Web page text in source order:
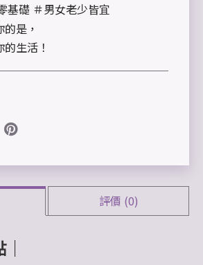
基礎 ＃男女老少皆宜
是，
生活！
評價 (0)